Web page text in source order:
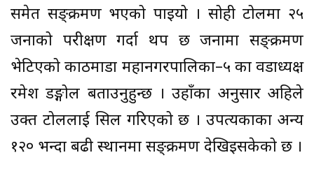
समेत सङ्क्रमण भएको पाइयो । सोही टोलमा २५
जनाको परीक्षण गर्दा थप छ जनामा सङ्क्रमण
भेटिएको काठमाडौँ महानगरपालिका–५ का वडाध्यक्ष
रमेश डङ्गोल बताउनुहुन्छ । उहाँका अनुसार अहिले
उक्त टोललाई सिल गरिएको छ । उपत्यकाका अन्य
१२० भन्दा बढी स्थानमा सङ्क्रमण देखिइसकेको छ ।